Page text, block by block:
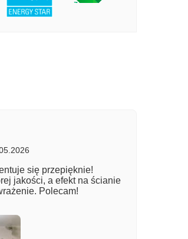
STAREGO MIASTA
się przepięknie!
jakości, a efekt na ścianie
Polecam!